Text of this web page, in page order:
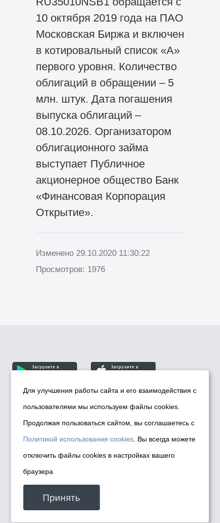
10 октября 2019 года на ПАО
Московская Биржа и включен
в котировальный список «А»
первого уровня. Количество
облигаций в обращении – 5
млн. штук. Дата погашения
выпуска облигаций –
08.10.2026. Организатором
облигационного займа
выступает Публичное
акционерное общество Банк
«Финансовая Корпорация
Открытие».
Изменено 29.10.2020 11:30:22
Просмотров: 1976
© Департамент информационной политики мэрии
города Новосибирска, 2026
Политика использования Cookies
Политика по обработке персональных
данных в информационных системах
мэрии города Новосибирска
Техническая поддержка сайта -
malinchukvl@mail.ru
Для улучшения работы сайта и его взаимодействия с
пользователями мы используем файлы cookies.
Продолжая пользоваться сайтом, вы соглашаетесь с
Политикой использования cookies . Вы всегда можете
отключить файлы cookies в настройках вашего
браузера
Принять